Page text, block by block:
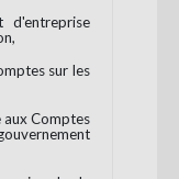
d'entreprise
sur les
aux Comptes